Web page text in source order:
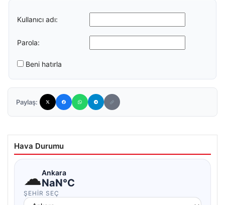
Kullanıcı adı:
Parola:
Beni hatırla
Paylaş:
Hava Durumu
☁Ankara
NaN°C
ŞEHIR SEÇ